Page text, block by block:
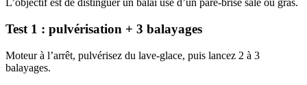
L’objectif est de distinguer un balai usé d’un pare-brise sale ou gras.
Test 1 : pulvérisation + 3 balayages
Moteur à l’arrêt, pulvérisez du lave-glace, puis lancez 2 à 3
balayages.